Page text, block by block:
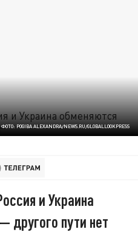
ФОТО: POGIBA ALEXANDRA/NEWS.RU/GLOBALLOOKPRESS
и Украина
другого пути нет